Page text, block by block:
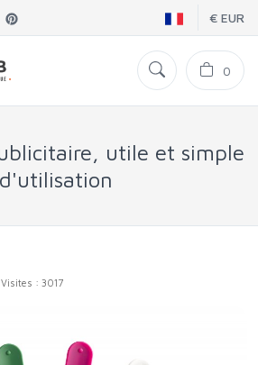
€ EUR
0
utile et simple
d'utilisation
: 3017